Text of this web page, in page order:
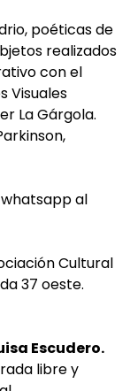
poéticas de
realizados
con el
Visuales
La Gárgola.
al
Cultural
37 oeste.
Escudero.
libre y